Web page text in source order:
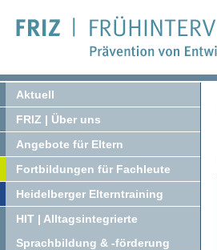
Aktuell
FRIZ | Über uns
Angebote für Eltern
Fortbildungen für Fachleute
Heidelberger Elterntraining
HIT | Alltagsintegrierte
Sprachbildung & -förderung